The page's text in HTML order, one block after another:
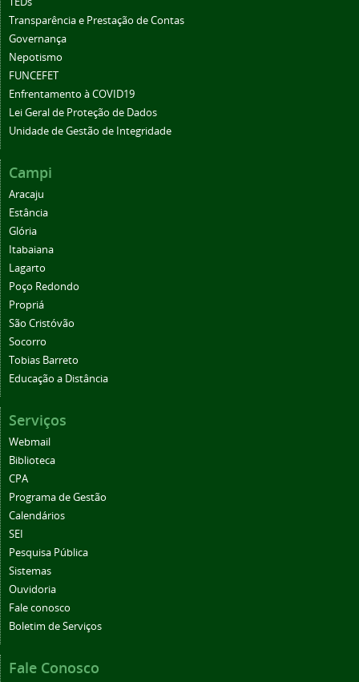
Transparência e Prestação de Contas
Governança
Nepotismo
FUNCEFET
Enfrentamento à COVID19
Lei Geral de Proteção de Dados
Unidade de Gestão de Integridade
Campi
Aracaju
Estância
Glória
Itabaiana
Lagarto
Poço Redondo
Propriá
São Cristóvão
Socorro
Tobias Barreto
Educação a Distância
Serviços
Webmail
Biblioteca
CPA
Programa de Gestão
Calendários
SEI
Pesquisa Pública
Sistemas
Ouvidoria
Fale conosco
Boletim de Serviços
Fale Conosco